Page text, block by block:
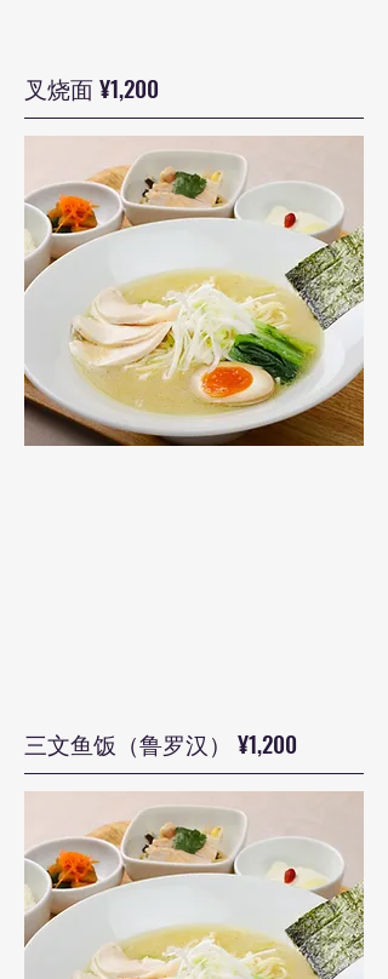
叉烧面 ¥1,200
三文鱼饭（鲁罗汉） ¥1,200